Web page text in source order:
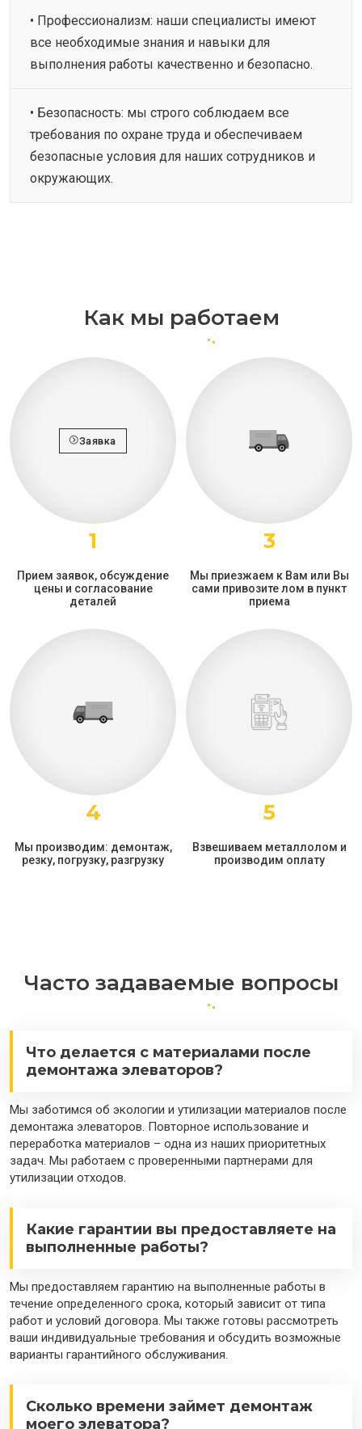
• Профессионализм: наши специалисты имеют
все необходимые знания и навыки для
выполнения работы качественно и безопасно.
• Безопасность: мы строго соблюдаем все
требования по охране труда и обеспечиваем
безопасные условия для наших сотрудников и
окружающих.
Как мы работаем
Заявка
1
Прием заявок, обсуждение
цены и согласование
деталей
3
Мы приезжаем к Вам или Вы
сами привозите лом в пункт
приема
4
Мы производим: демонтаж,
резку, погрузку, разгрузку
5
Взвешиваем металлолом и
производим оплату
Часто задаваемые вопросы
Что делается с материалами после
демонтажа элеваторов?
Мы заботимся об экологии и утилизации материалов после
демонтажа элеваторов. Повторное использование и
переработка материалов – одна из наших приоритетных
задач. Мы работаем с проверенными партнерами для
утилизации отходов.
Какие гарантии вы предоставляете на
выполненные работы?
Мы предоставляем гарантию на выполненные работы в
течение определенного срока, который зависит от типа
работ и условий договора. Мы также готовы рассмотреть
ваши индивидуальные требования и обсудить возможные
варианты гарантийного обслуживания.
Сколько времени займет демонтаж
моего элеватора?